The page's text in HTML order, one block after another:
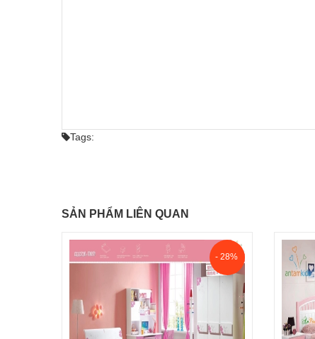
Tags:
SẢN PHẨM LIÊN QUAN
- 28%